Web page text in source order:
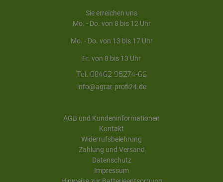
Sie erreichen uns
Mo. - Do. von 8 bis 12 Uhr
Mo. - Do. von 13 bis 17 Uhr
Fr. von 8 bis 13 Uhr
Tel. 08462 95274-66
info@agrar-profi24.de
AGB und Kundeninformationen
Kontakt
Widerrufsbelehrung
Zahlung und Versand
Datenschutz
Impressum